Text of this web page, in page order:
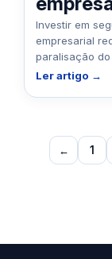
Investir em
empresarial
paralisação do
Ler artigo →
← 1